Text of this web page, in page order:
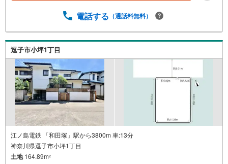
～）〇現地/物件見学（30分～）〇周辺環境のご紹介（30分
止めて設計致します。私達は様々なご要望にお応え致しま
す！【コロナウイルス予防対策実施中】〇ご入店時の検温
とアルコール除菌を設置しております〇接客ブースでは、
お席の間隔を通常より広くお取りします〇全営業車に乗降
車時の消毒、除菌シート等を常備しております〇物件見学
用に使い捨てスリッパ・使い捨て手袋をご用意します。
電話する （通話料無料）
逗子市小坪1丁目
江ノ島電鉄 「和田塚」駅から3800m 車:13分
神奈川県逗子市小坪1丁目
土地164.89m2